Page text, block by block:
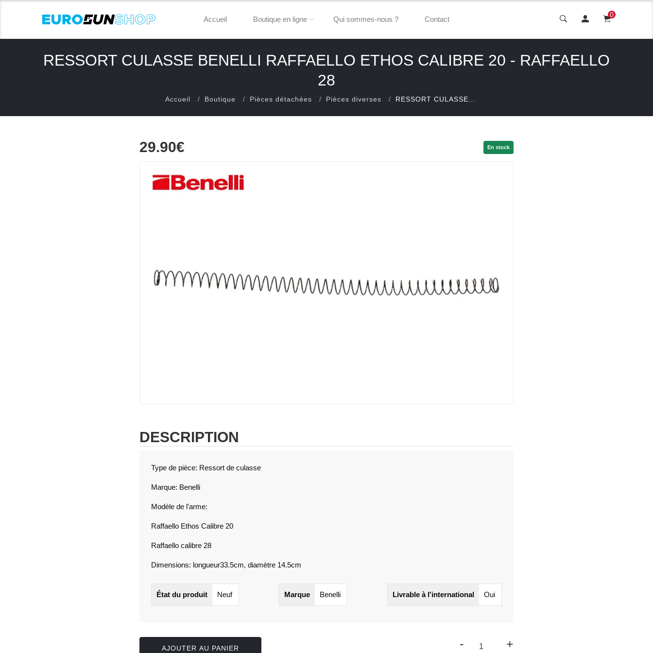
Accueil Boutique en ligne Qui sommes-nous ? Contact
0
RESSORT CULASSE BENELLI RAFFAELLO ETHOS CALIBRE 20 - RAFFAELLO
28
Accueil Boutique Pièces détachées Pièces diverses RESSORT CULASSE...
29.90€ En stock
DESCRIPTION
Type de pièce: Ressort de culasse
Marque: Benelli
Modèle de l'arme:
Raffaello Ethos Calibre 20
Raffaello calibre 28
Dimensions: longueur33.5cm, diamètre 14.5cm
État du produit Neuf Marque Benelli Livrable à l'international Oui
AJOUTER AU PANIER - +